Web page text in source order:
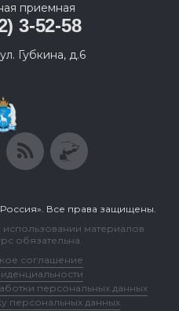
приемная
3-52-58
Губкина, д.6
Все права защищены.
материалов
обязательна.
соглашение
персональных данных
персональных данных